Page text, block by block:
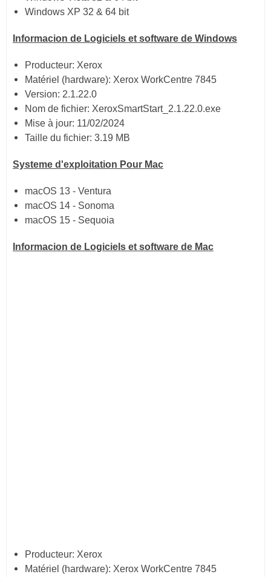
Windows XP 32 & 64 bit
Informacion de Logiciels et software de Windows
Producteur: Xerox
Matériel (hardware): Xerox WorkCentre 7845
Version: 2.1.22.0
Nom de fichier: XeroxSmartStart_2.1.22.0.exe
Mise à jour: 11/02/2024
Taille du fichier: 3.19 MB
Systeme d'exploitation Pour Mac
macOS 13 - Ventura
macOS 14 - Sonoma
macOS 15 - Sequoia
Informacion de Logiciels et software de Mac
Producteur: Xerox
Matériel (hardware): Xerox WorkCentre 7845